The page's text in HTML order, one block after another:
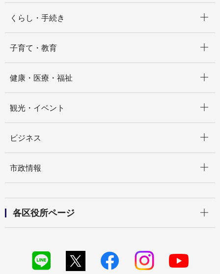
くらし・手続き
子育て・教育
健康・医療・福祉
観光・イベント
ビジネス
市政情報
各区役所ページ